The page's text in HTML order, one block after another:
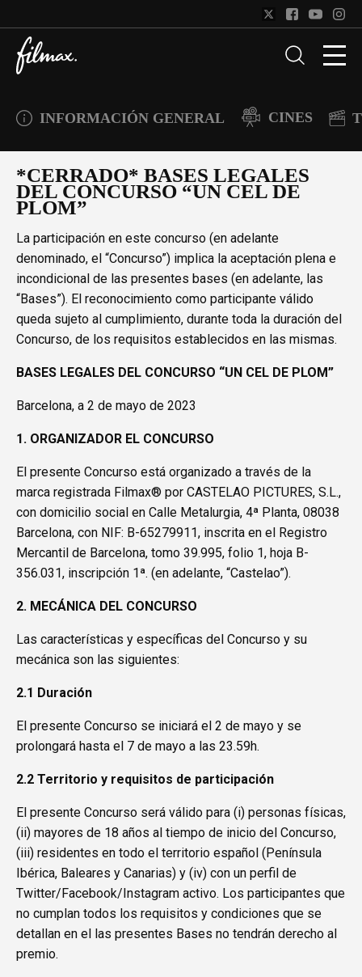
INFORMACIÓN GENERAL CINES
*CERRADO* BASES LEGALES
DEL CONCURSO “UN CEL DE
PLOM”
La participación en este concurso (en adelante
denominado, el “Concurso”) implica la aceptación plena e
incondicional de las presentes bases (en adelante, las
“Bases”). El reconocimiento como participante válido
queda sujeto al cumplimiento, durante toda la duración del
Concurso, de los requisitos establecidos en las mismas.
BASES LEGALES DEL CONCURSO “UN CEL DE PLOM”
Barcelona, a 2 de mayo de 2023
1. ORGANIZADOR EL CONCURSO
El presente Concurso está organizado a través de la
marca registrada Filmax® por CASTELAO PICTURES, S.L.,
con domicilio social en Calle Metalurgia, 4ª Planta, 08038
Barcelona, con NIF: B-65279911, inscrita en el Registro
Mercantil de Barcelona, tomo 39.995, folio 1, hoja B-
356.031, inscripción 1ª. (en adelante, “Castelao”).
2. MECÁNICA DEL CONCURSO
Las características y específicas del Concurso y su
mecánica son las siguientes:
2.1 Duración
El presente Concurso se iniciará el 2 de mayo y se
prolongará hasta el 7 de mayo a las 23.59h.
2.2 Territorio y requisitos de participación
El presente Concurso será válido para (i) personas físicas,
(ii) mayores de 18 años al tiempo de inicio del Concurso,
(iii) residentes en todo el territorio español (Península
Ibérica, Baleares y Canarias) y (iv) con un perfil de
Twitter/Facebook/Instagram activo. Los participantes que
no cumplan todos los requisitos y condiciones que se
detallan en el las presentes Bases no tendrán derecho al
premio.